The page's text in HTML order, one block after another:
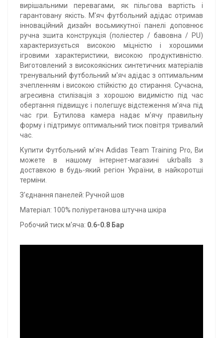
вирішальними перевагами, як пільгова вартість і
гарантовану якість. М'яч футбольний адідас отримав
інноваційний дизайн восьмикутної панелі доповнює
ручна зшита конструкція (поліестер / бавовна / PU)
характеризується високою міцністю і хорошими
ігровими характеристики, високою продуктивністю.
Виготовлений з високоякісних синтетичних матеріалів
тренувальний футбольний м'яч адідас з оптимальним
зчепленням і високою стійкістю до стирання. Сучасна,
агресивна стилізація з хорошою видимістю під час
обертання підвищує і полегшує відстеження м'яча під
час гри. Бутилова камера надає м'ячу правильну
форму і підтримує оптимальний тиск повітря тривалий
час.
Купити Футбольний м'яч Adidas Team Training Pro, Ви
можете в нашому інтернет-магазині ukrballs з
доставкою в будь-який регіон України, в найкоротші
терміни.
З'єднання панелей: Ручной шов
Матеріал: 100% поліуретанова штучна шкіра
Робочий тиск м'яча: 0.6-0.8 Бар